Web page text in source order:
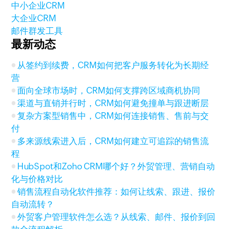
中小企业CRM
大企业CRM
邮件群发工具
最新动态
从签约到续费，CRM如何把客户服务转化为长期经
营
面向全球市场时，CRM如何支撑跨区域商机协同
渠道与直销并行时，CRM如何避免撞单与跟进断层
复杂方案型销售中，CRM如何连接销售、售前与交
付
多来源线索进入后，CRM如何建立可追踪的销售流
程
HubSpot和Zoho CRM哪个好？外贸管理、营销自动
化与价格对比
销售流程自动化软件推荐：如何让线索、跟进、报价
自动流转？
外贸客户管理软件怎么选？从线索、邮件、报价到回